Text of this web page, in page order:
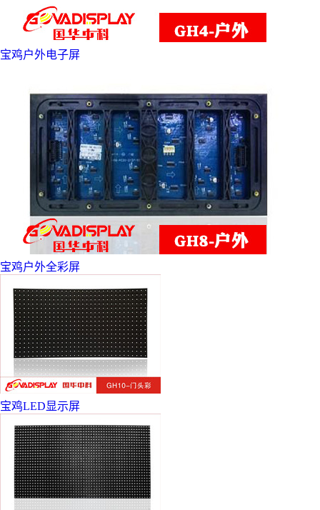
宝鸡户外电子屏
宝鸡户外全彩屏
宝鸡LED显示屏